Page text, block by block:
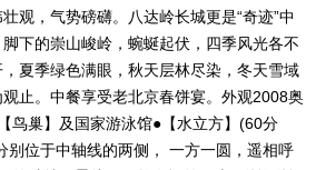
观，气势磅礴。八达岭长城更是“奇迹”中
下的崇山峻岭，蜿蜒起伏，四季风光各不
夏季绿色满眼，秋天层林尽染，冬天雪域
止。中餐享受老北京春饼宴。外观2008奥
鸟巢】及国家游泳馆●【水立方】(60分
别位于中轴线的两侧， 一方一圆，遥相呼